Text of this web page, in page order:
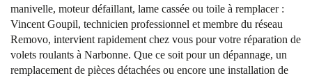
manivelle, moteur défaillant, lame cassée ou toile à remplacer :
Vincent Goupil, technicien professionnel et membre du réseau
Removo, intervient rapidement chez vous pour votre réparation de
volets roulants à Narbonne. Que ce soit pour un dépannage, un
remplacement de pièces détachées ou encore une installation de